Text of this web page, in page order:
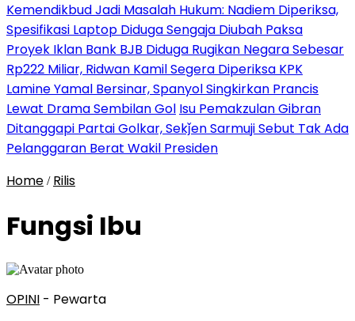
Kemendikbud Jadi Masalah Hukum: Nadiem Diperiksa,
Spesifikasi Laptop Diduga Sengaja Diubah Paksa
Proyek Iklan Bank BJB Diduga Rugikan Negara Sebesar
Rp222 Miliar, Ridwan Kamil Segera Diperiksa KPK
Lamine Yamal Bersinar, Spanyol Singkirkan Prancis
Lewat Drama Sembilan Gol Isu Pemakzulan Gibran
Ditanggapi Partai Golkar, Sekǰen Sarmuji Sebut Tak Ada
Pelanggaran Berat Wakil Presiden
Home / Rilis
Fungsi Ibu
OPINI - Pewarta